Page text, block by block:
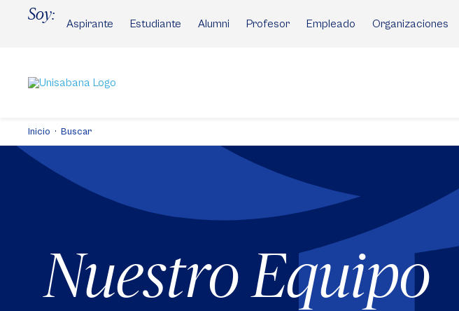
Soy:
Aspirante Estudiante Alumni Profesor Empleado Organizaciones
Inicio Buscar
Nuestro Equipo